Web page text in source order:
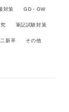
対策 GD・GW
筆記試験対策
新卒 その他